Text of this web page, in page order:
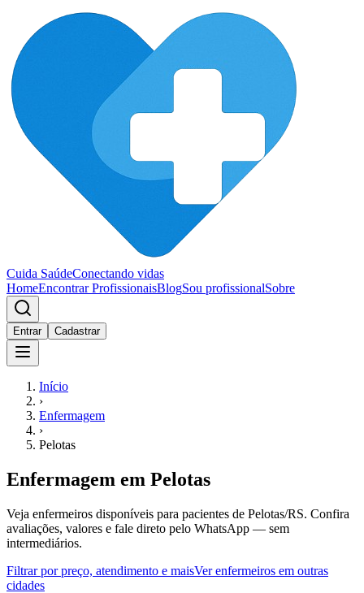
Cuida SaúdeConectando vidas
HomeEncontrar ProfissionaisBlogSou profissionalSobre
Entrar Cadastrar
Início
›
Enfermagem
›
Pelotas
Enfermagem em Pelotas
Veja enfermeiros disponíveis para pacientes de Pelotas/RS. Confira
avaliações, valores e fale direto pelo WhatsApp — sem
intermediários.
Filtrar por preço, atendimento e maisVerenfermeiros em outras
cidades